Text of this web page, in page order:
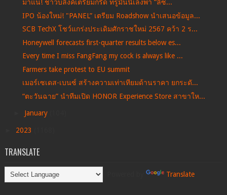
มาแน่! ชาวบลิ้งค์เตรียมกรี๊ด ทรูมันนี่เล็งพา “ลิซ่...
IPO น้องใหม่! "PANEL” เตรียม Roadshow นำเสนอข้อมูล...
SCB TechX โชว์แกร่งประเดิมศักราชใหม่ 2567 คว้า 2 ร...
Honeywell forecasts first-quarter results below es...
Every time I miss FangFang my cock is always like ...
Farmers take protest to EU summit
เมอร์เซเดส-เบนซ์ สร้างความเท่าเทียมด้านราคา ยกระดั...
“ตะวันฉาย” นำทีมเปิด HONOR Experience Store สาขาให...
January
2023
TRANSLATE
Translate